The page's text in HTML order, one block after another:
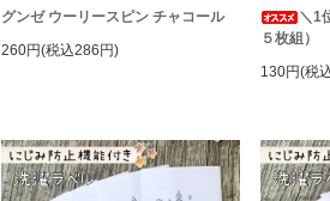
グンゼ ウーリースピン チャコール
260円(税込286円)
＼1
５枚組）
130円(税